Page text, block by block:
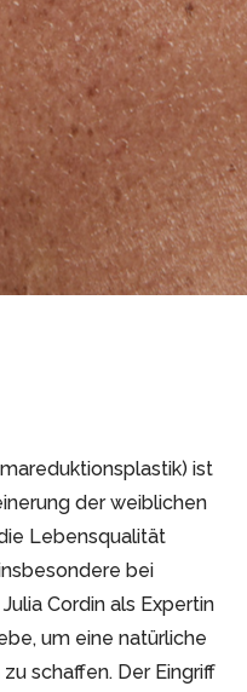
ist
der weiblichen
Lebensqualität
bei
Cordin als Expertin
um eine natürliche
schaffen. Der Eingriff